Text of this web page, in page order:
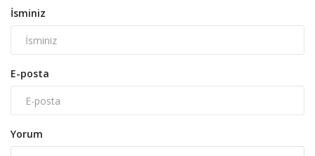
İsminiz
E-posta
Yorum